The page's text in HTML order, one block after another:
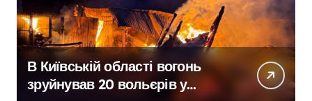
В Київській області вогонь
зруйнував 20 вольєрів у